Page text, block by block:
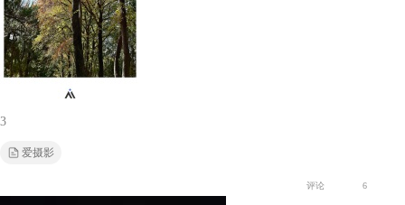
3
爱摄影
评论 6